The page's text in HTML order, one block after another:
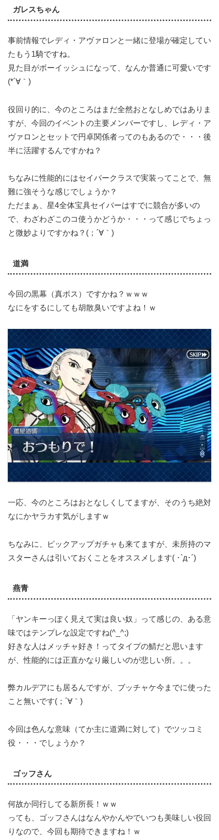
ガレスちゃん
事前情報でレディ・アヴァロンと一緒に登場が確定してい
たもう1騎ですね。
見た目がボーイッシュになって、なんか普通に可愛いです
(*´∀｀)
役回り的に、今のところはまだ全然おとなしめではありま
すが、今回のイベントの主要メンバーですし、レディ・ア
ヴァロンとセットで円卓関係者ってのもあるので・・・後
半に活躍するんですかね？
ちなみに性能的にはセイバークラスで実装ってことで、無
難に強そうな感じでしょうか？
ただまぁ、星4全体宝具セイバーはすでに競合が多いの
で、わざわざこのコ使うかどうか・・・って感じでちょっ
と微妙よりですかね？(；´∀｀)
道満
今回の黒幕（真ボス）ですかね？ｗｗｗ
なにをするにしても胡散臭いですよね！ｗ
一応、今のところはおとなしくしてますが、そのうち絶対
なにかヤラカす気がしますｗ
ちなみに、ピックアップガチャも来てますが、未所持のマ
スターさんは引いておくことをオススメします( ･`д･´)
燕青
「ヤンキーっぽく見えて実は良い奴」って感じの、ある意
味ではテンプレな設定ですね(^_^;)
好きな人はメッチャ好き！ってタイプの鯖だと思います
が、性能的には正直かなり厳しいのが悲しい所。。。
弊カルデアにも居るんですが、ブッチャケ今までに使った
こと無いです(；´∀｀)
今回は色んな意味（てか主に道満に対して）でツッコミ
役・・・でしょうか？
ゴッフさん
何故か同行してる新所長！ｗｗ
っても、ゴッフさんはなんやかんやでいつも美味しい役回
りなので、今回も期待できますね！ｗ